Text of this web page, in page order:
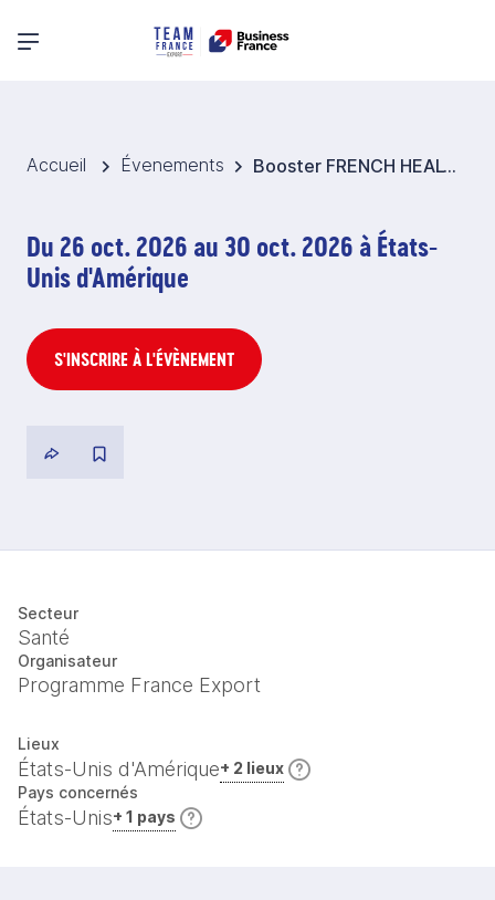
Menu principal
Accueil Évenements Booster FRENCH HEALTHCARE Amérique du Nord 2026
Du 26 oct. 2026 au 30 oct. 2026 à États-
Unis d'Amérique
S'INSCRIRE À L'ÉVÈNEMENT
Secteur
Santé
Organisateur
Programme France Export
Lieux
États-Unis d'Amérique+ 2 lieux
Pays concernés
États-Unis+ 1 pays